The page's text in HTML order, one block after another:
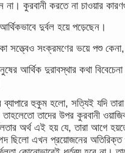
না। কুরবানী করতে না চাওয়ার
দুর্বল হয়ে পড়েছেন।
সত্ত্বেও সংক্রমণের ভয়ে পশু
আর্থিক দুরাবস্থার কথা
হুকুম হলো, সত্যিই যদি
তাদের উপর কুরবানী
অর্থ এই হয় যে, তারা আগে
ছিলো এখন প্রয়োজনের অতিরিক্ত